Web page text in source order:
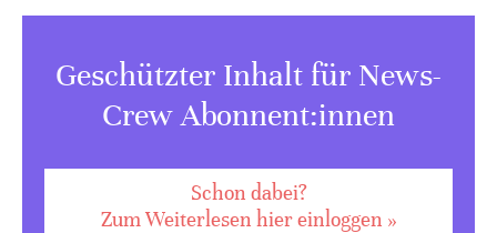
Geschützter Inhalt für News-
Crew Abonnent:innen
Schon dabei?
Zum Weiterlesen hier einloggen »